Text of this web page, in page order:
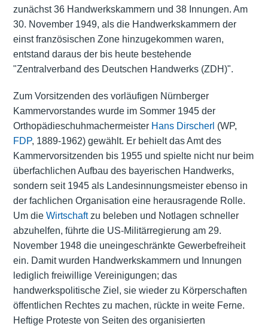
zunächst 36 Handwerkskammern und 38 Innungen. Am
30. November 1949, als die Handwerkskammern der
einst französischen Zone hinzugekommen waren,
entstand daraus der bis heute bestehende
"Zentralverband des Deutschen Handwerks (ZDH)".
Zum Vorsitzenden des vorläufigen Nürnberger
Kammervorstandes wurde im Sommer 1945 der
Orthopädieschuhmachermeister Hans Dirscherl (WP,
FDP, 1889-1962) gewählt. Er behielt das Amt des
Kammervorsitzenden bis 1955 und spielte nicht nur beim
überfachlichen Aufbau des bayerischen Handwerks,
sondern seit 1945 als Landesinnungsmeister ebenso in
der fachlichen Organisation eine herausragende Rolle.
Um die Wirtschaftzu beleben und Notlagen schneller
abzuhelfen, führte die US-Militärregierung am 29.
November 1948 die uneingeschränkte Gewerbefreiheit
ein. Damit wurden Handwerkskammern und Innungen
lediglich freiwillige Vereinigungen; das
handwerkspolitische Ziel, sie wieder zu Körperschaften
öffentlichen Rechtes zu machen, rückte in weite Ferne.
Heftige Proteste von Seiten des organisierten